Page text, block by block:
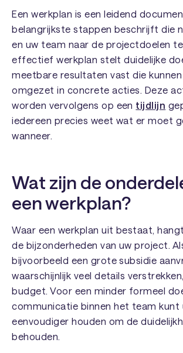
Een werkplan is een leidend
belangrijkste stappen beschrijft die
en uw team naar de projectdoelen te
effectief werkplan stelt duidelijke
meetbare resultaten vast die
omgezet in concrete acties. Deze
worden vervolgens op een tijdlijn
iedereen precies weet wat er moet
wanneer.
Wat zijn de
een werkplan?
Waar een werkplan uit bestaat,
de bijzonderheden van uw project.
bijvoorbeeld een grote subsidie
waarschijnlijk veel details
budget. Voor een minder formeel
communicatie binnen het team kunt
eenvoudiger houden om de
behouden.